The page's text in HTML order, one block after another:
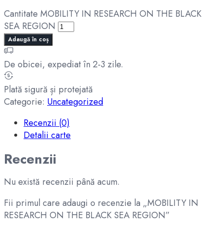
Cantitate MOBILITY IN RESEARCH ON THE BLACK
SEA REGION
Adaugă în coș
De obicei, expediat în 2-3 zile.
Plată sigură și protejată
Categorie: Uncategorized
Recenzii (0)
Detalii carte
Recenzii
Nu există recenzii până acum.
Fii primul care adaugi o recenzie la „MOBILITY IN
RESEARCH ON THE BLACK SEA REGION”